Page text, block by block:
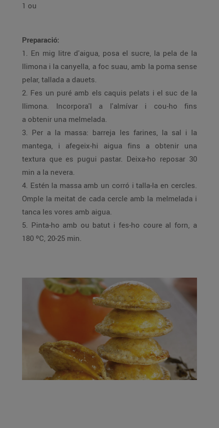
1 ou
Preparació:
1. En mig litre d'aigua, posa el sucre, la pela de la
llimona i la canyella, a foc suau, amb la poma sense
pelar, tallada a dauets.
2. Fes un puré amb els caquis pelats i el suc de la
llimona. Incorpora'l a l'almívar i cou-ho fins
a obtenir una melmelada.
3. Per a la massa: barreja les farines, la sal i la
mantega, i afegeix-hi aigua fins a obtenir una
textura que es pugui pastar. Deixa-ho reposar 30
min a la nevera.
4. Estén la massa amb un corró i talla-la en cercles.
Omple la meitat de cada cercle amb la melmelada i
tanca les vores amb aigua.
5. Pinta-ho amb ou batut i fes-ho coure al forn, a
180 ºC, 20-25 min.